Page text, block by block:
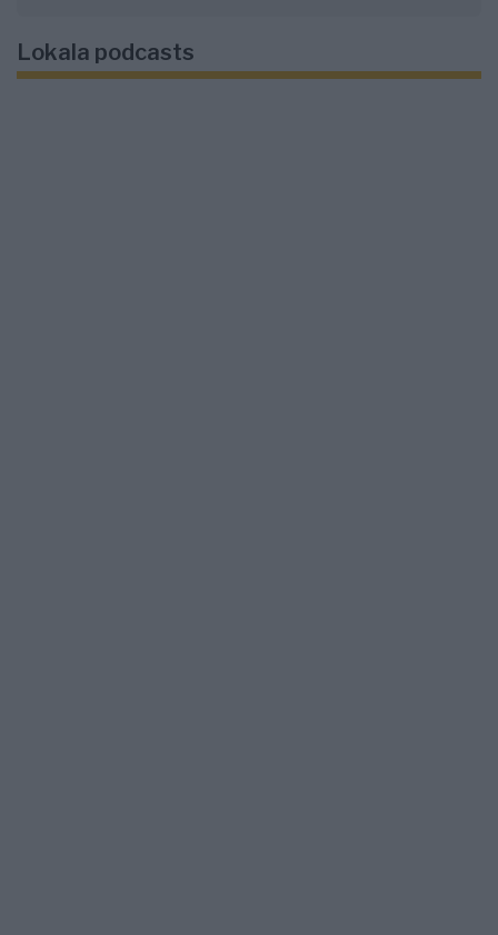
Lokala podcasts